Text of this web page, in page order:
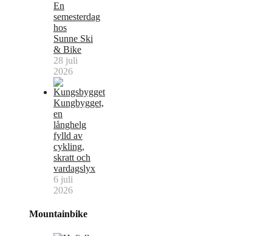
En
semesterdag
hos
Sunne Ski
& Bike
28 juli
2026
Kungbygget,
en
långhelg
fylld av
cykling,
skratt och
vardagslyx
6 juli
2026
Mountainbike